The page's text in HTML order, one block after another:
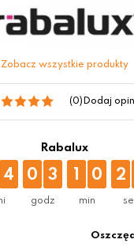
Zobacz wszystkie produkty
(0) Dodaj
Rabalux
4 0 3 1 0 2